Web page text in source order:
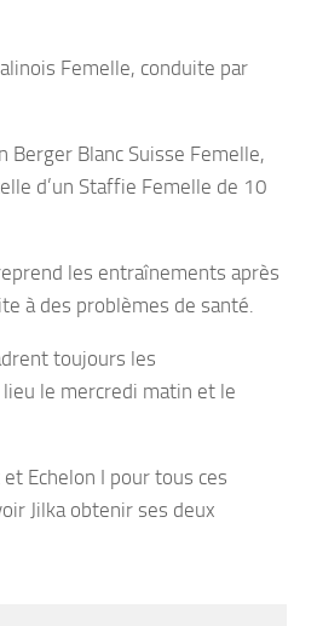
Femelle, conduite par
Berger Blanc Suisse Femelle,
d’un Staffie Femelle de 10
les entraînements après
à des problèmes de santé.
toujours les
le mercredi matin et le
Echelon I pour tous ces
Jilka obtenir ses deux